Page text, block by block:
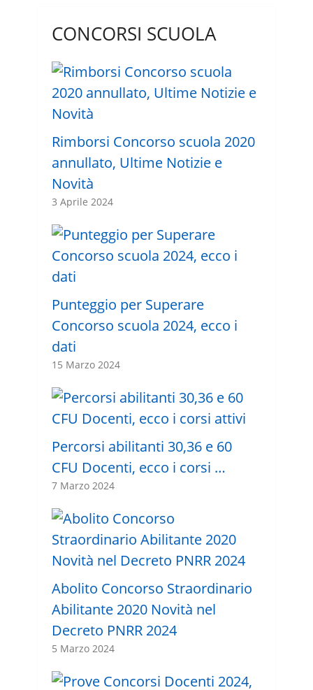
CONCORSI SCUOLA
Rimborsi Concorso scuola 2020
annullato, Ultime Notizie e
Novità
3 Aprile 2024
Punteggio per Superare
Concorso scuola 2024, ecco i
dati
15 Marzo 2024
Percorsi abilitanti 30,36 e 60
CFU Docenti, ecco i corsi …
7 Marzo 2024
Abolito Concorso Straordinario
Abilitante 2020 Novità nel
Decreto PNRR 2024
5 Marzo 2024